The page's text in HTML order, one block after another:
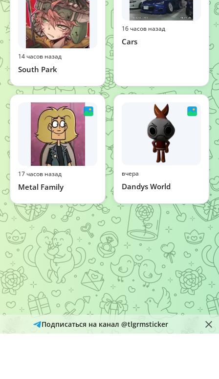
14 часов назад
South Park
16 часов назад
Cars
17 часов назад
Metal Family
вчера
Dandys World
Подписаться на канал @tlgrmsticker